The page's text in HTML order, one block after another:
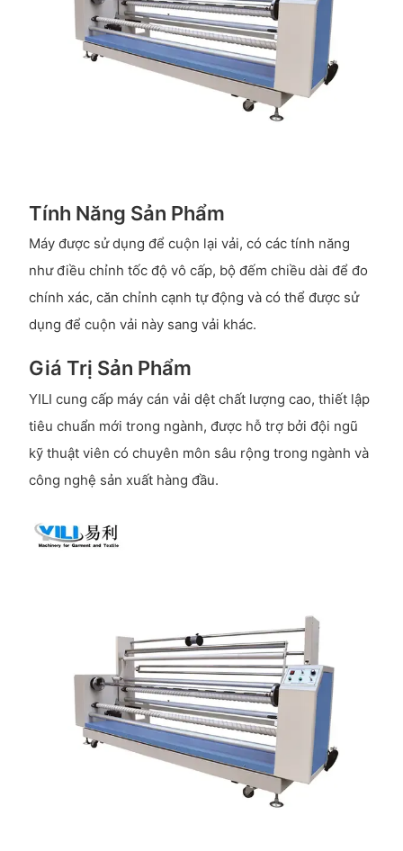
Tính Năng Sản Phẩm
Máy được sử dụng để cuộn lại vải, có các tính năng
như điều chỉnh tốc độ vô cấp, bộ đếm chiều dài để đo
chính xác, căn chỉnh cạnh tự động và có thể được sử
dụng để cuộn vải này sang vải khác.
Giá Trị Sản Phẩm
YILI cung cấp máy cán vải dệt chất lượng cao, thiết lập
tiêu chuẩn mới trong ngành, được hỗ trợ bởi đội ngũ
kỹ thuật viên có chuyên môn sâu rộng trong ngành và
công nghệ sản xuất hàng đầu.